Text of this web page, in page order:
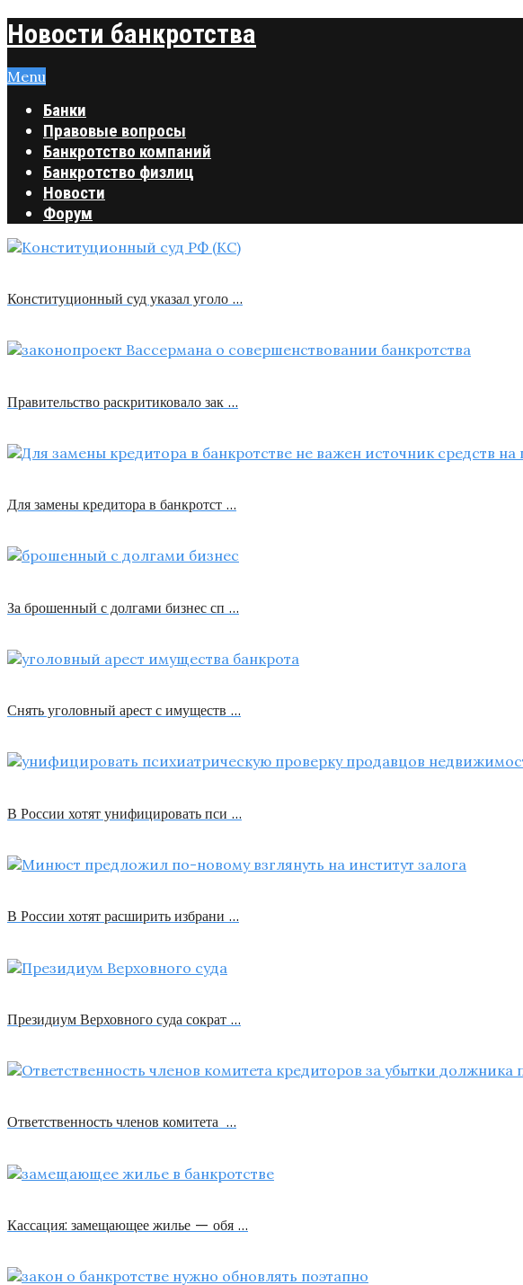
Новости банкротства
Menu
Банки
Правовые вопросы
Банкротство компаний
Банкротство физлиц
Новости
Форум
Конституционный суд указал уголо …
Правительство раскритиковало зак …
Для замены кредитора в банкротст …
За брошенный с долгами бизнес сп …
Снять уголовный арест с имуществ …
В России хотят унифицировать пси …
В России хотят расширить избрани …
Президиум Верховного суда сократ …
Ответственность членов комитета …
Кассация: замещающее жилье — обя …